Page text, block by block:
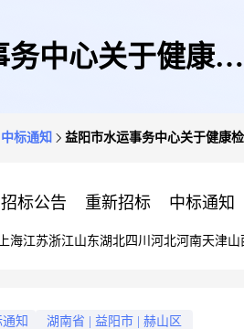
中心关于健康检
标通知 益阳市水运事务中心关于健康
招标公告 重新招标 中标通知
上海江苏浙江山东湖北四川 河北河南天津山
知 湖南省 益阳市 赫山区